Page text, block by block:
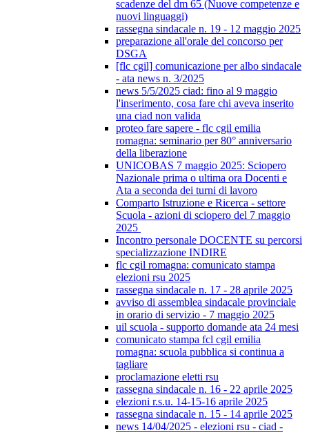
scadenze del dm 65 (Nuove competenze e
nuovi linguaggi)
rassegna sindacale n. 19 - 12 maggio 2025
preparazione all'orale del concorso per
DSGA
[flc cgil] comunicazione per albo sindacale
- ata news n. 3/2025
news 5/5/2025 ciad: fino al 9 maggio
l'inserimento, cosa fare chi aveva inserito
una ciad non valida
proteo fare sapere - flc cgil emilia
romagna: seminario per 80° anniversario
della liberazione
UNICOBAS 7 maggio 2025: Sciopero
Nazionale prima o ultima ora Docenti e
Ata a seconda dei turni di lavoro
Comparto Istruzione e Ricerca - settore
Scuola - azioni di sciopero del 7 maggio
2025
Incontro personale DOCENTE su percorsi
specializzazione INDIRE
flc cgil romagna: comunicato stampa
elezioni rsu 2025
rassegna sindacale n. 17 - 28 aprile 2025
avviso di assemblea sindacale provinciale
in orario di servizio - 7 maggio 2025
uil scuola - supporto domande ata 24 mesi
comunicato stampa fcl cgil emilia
romagna: scuola pubblica si continua a
tagliare
proclamazione eletti rsu
rassegna sindacale n. 16 - 22 aprile 2025
elezioni r.s.u. 14-15-16 aprile 2025
rassegna sindacale n. 15 - 14 aprile 2025
news 14/04/2025 - elezioni rsu - ciad -